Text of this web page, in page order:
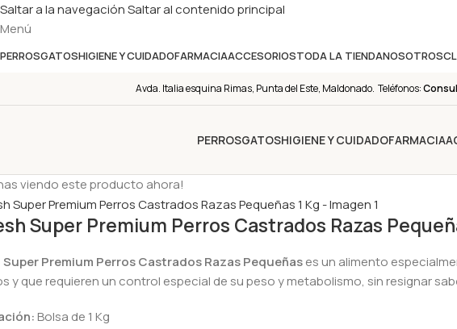
Saltar a la navegaciónSaltar al contenido principal
Menú
PERROSGATOSHIGIENE Y CUIDADOFARMACIAACCESORIOSTODA LA TIENDANOSOTROS
Avda. Italia esquina Rimas, Punta del Este, Maldonado. Teléfonos:
PERROSGATOSHIGIENE Y CUIDADOFARMACIA
viendo este producto ahora!
Super Premium Perros Castrados Razas
Premium Perros Castrados Razas Pequeñases un alimento
y que requieren un control especial de su peso y metabolismo, sin resignar
Bolsa de 1 Kg